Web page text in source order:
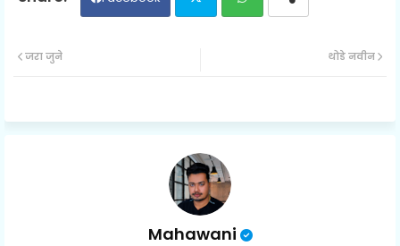
ap
थोडे नवीन
जरा जुने
Mahawani